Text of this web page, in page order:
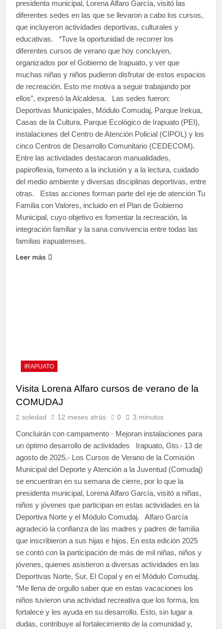
presidenta municipal, Lorena Alfaro García, visitó las
diferentes sedes en las que se llevaron a cabo los cursos,
que incluyeron actividades deportivas, culturales y
educativas. “Tuve la oportunidad de recorrer los
diferentes cursos de verano que hoy concluyen,
organizados por el Gobierno de Irapuato, y ver que
muchas niñas y niños pudieron disfrutar de estos espacios
de recreación. Esto me motiva a seguir trabajando por
ellos”, expresó la Alcaldesa. Las sedes fueron:
Deportivas Municipales, Módulo Comudaj, Parque Irekua,
Casas de la Cultura, Parque Ecológico de Irapuato (PEI),
instalaciones del Centro de Atención Policial (CIPOL) y los
cinco Centros de Desarrollo Comunitario (CEDECOM).
Entre las actividades destacaron manualidades,
papiroflexia, fomento a la inclusión y a la lectura, cuidado
del medio ambiente y diversas disciplinas deportivas, entre
otras. Estas acciones forman parte del eje de atención Tu
Familia con Valores, incluido en el Plan de Gobierno
Municipal, cuyo objetivo es fomentar la recreación, la
integración familiar y la sana convivencia entre todas las
familias irapuatenses.
Leer más
IRAPUATO
Visita Lorena Alfaro cursos de verano de la
COMUDAJ
soledad 12 meses atrás 0 3 minutos
Concluirán con campamento · Mejoran instalaciones para
un óptimo desarrollo de actividades Irapuato, Gto.- 13 de
agosto de 2025.- Los Cursos de Verano de la Comisión
Municipal del Deporte y Atención a la Juventud (Comudaj)
se encuentran en su semana de cierre, por lo que la
presidenta municipal, Lorena Alfaro García, visitó a niñas,
niños y jóvenes que participan en estas actividades en la
Deportiva Norte y el Módulo Comudaj. Alfaro García
agradeció la confianza de las madres y padres de familia
que inscribieron a sus hijas e hijos. En esta edición 2025
se contó con la participación de más de mil niñas, niños y
jóvenes, quienes asistieron a diversas actividades en las
Deportivas Norte, Sur, El Copal y en el Módulo Comudaj.
“Me llena de orgullo saber que en estas vacaciones los
niños tuvieron una actividad recreativa que los forma, los
fortalece y les ayuda en su desarrollo. Esto, sin lugar a
dudas, contribuye al fortalecimiento de la comunidad y,